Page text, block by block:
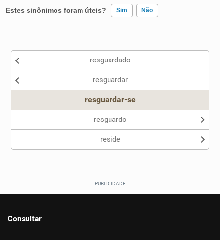
Dicionário
Estes sinônimos foram úteis? Sim Não
Nenhum dos sinônimos apresentados me ajudou
resguardado
resguardar
resguardar-se
resguardo
reside
Consultar